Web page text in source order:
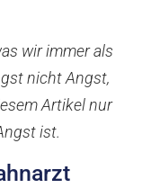
wir immer als
nicht Angst,
Artikel nur
ist.